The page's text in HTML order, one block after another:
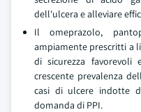
dell'ulcera e alleviare
Il omeprazolo,
ampiamente prescritti a
di sicurezza favorevoli
crescente prevalenza
casi di ulcere indotte
domanda di PPI.